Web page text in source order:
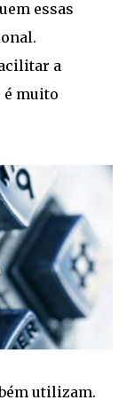
essas
a
é muito
utilizam.